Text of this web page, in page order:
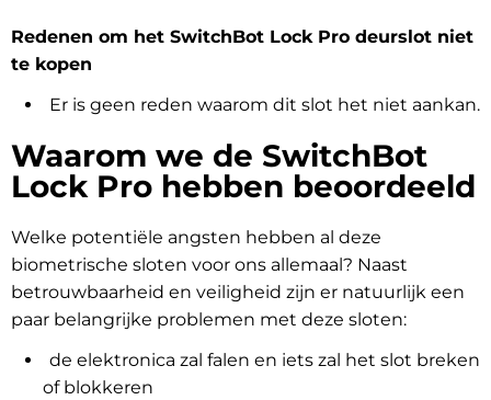
Redenen om het SwitchBot Lock Pro deurslot niet
te kopen
Er is geen reden waarom dit slot het niet aankan.
Waarom we de SwitchBot
Lock Pro hebben beoordeeld
Welke potentiële angsten hebben al deze
biometrische sloten voor ons allemaal? Naast
betrouwbaarheid en veiligheid zijn er natuurlijk een
paar belangrijke problemen met deze sloten:
de elektronica zal falen en iets zal het slot breken
of blokkeren